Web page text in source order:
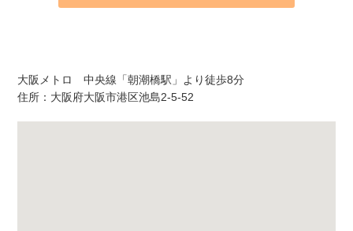
大阪メトロ 中央線「朝潮橋駅」より徒歩8分
住所：大阪府大阪市港区池島2-5-52